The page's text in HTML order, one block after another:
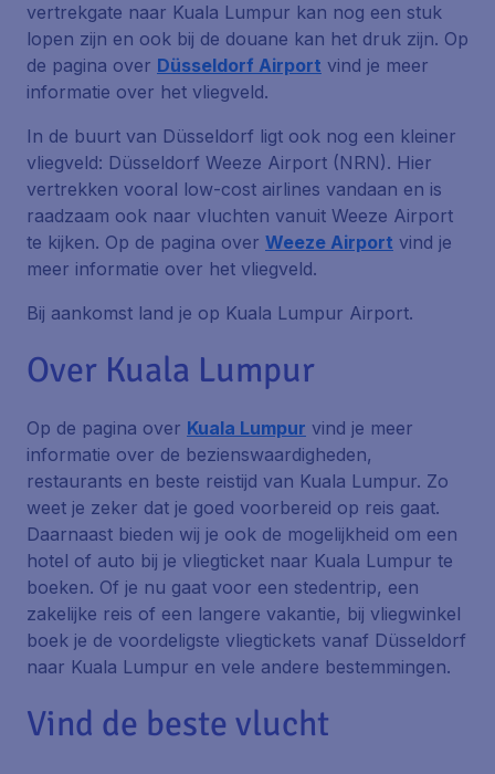
vertrekgate naar Kuala Lumpur kan nog een stuk
lopen zijn en ook bij de douane kan het druk zijn. Op
de pagina over Düsseldorf Airport vind je meer
informatie over het vliegveld.
In de buurt van Düsseldorf ligt ook nog een kleiner
vliegveld: Düsseldorf Weeze Airport (NRN). Hier
vertrekken vooral low-cost airlines vandaan en is
raadzaam ook naar vluchten vanuit Weeze Airport
te kijken. Op de pagina over Weeze Airport vind je
meer informatie over het vliegveld.
Bij aankomst land je op Kuala Lumpur Airport.
Over Kuala Lumpur
Op de pagina over Kuala Lumpur vind je meer
informatie over de bezienswaardigheden,
restaurants en beste reistijd van Kuala Lumpur. Zo
weet je zeker dat je goed voorbereid op reis gaat.
Daarnaast bieden wij je ook de mogelijkheid om een
hotel of auto bij je vliegticket naar Kuala Lumpur te
boeken. Of je nu gaat voor een stedentrip, een
zakelijke reis of een langere vakantie, bij vliegwinkel
boek je de voordeligste vliegtickets vanaf Düsseldorf
naar Kuala Lumpur en vele andere bestemmingen.
Vind de beste vlucht